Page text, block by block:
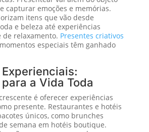
capturar emoções e memórias.
itens que vão desde
e beleza até experiências
de relaxamento. Presentes criativos
especiais têm ganhado
a Vida Toda
é oferecer experiências
presente. Restaurantes e hotéis
únicos, como brunches
semana em hotéis boutique.